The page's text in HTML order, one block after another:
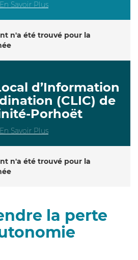
En Savoir Plus
n'a été trouvé pour la
d’Information
(CLIC) de
Porhoët
En Savoir Plus
n'a été trouvé pour la
la perte